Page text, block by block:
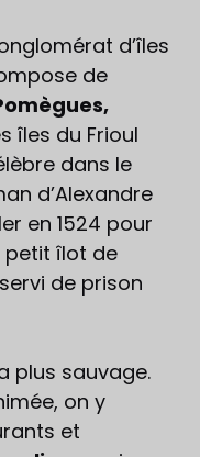
d’îles
de
îles du Frioul
dans le
d’Alexandre
en 1524 pour
petit îlot de
de prison
plus sauvage.
on y
et